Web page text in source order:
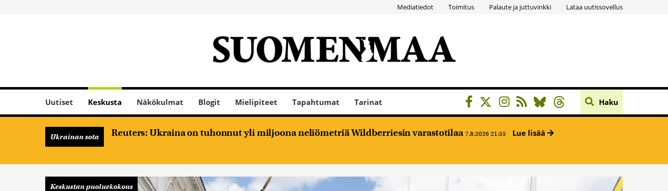
Mediatiedot Toimitus Palaute ja juttuvinkki Lataa uutissovellus
Uutiset Keskusta Näkökulmat Blogit Mielipiteet Tapahtumat Tarinat Haku
Ukrainan sota Reuters: Ukraina on tuhonnut yli miljoona neliömetriä Wildberriesin varastotilaa 7.8.2026 21:55 Lue lisää
Keskustan puoluekokous